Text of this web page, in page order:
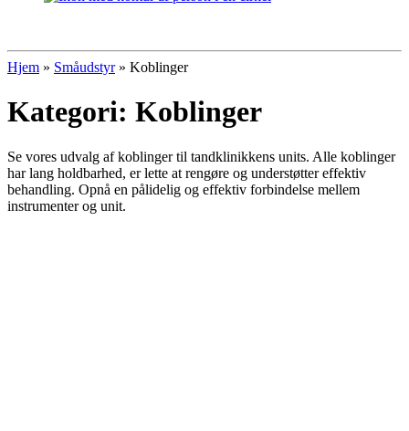
Hjem » Småudstyr» Koblinger
Kategori: Koblinger
Se vores udvalg af koblinger til tandklinikkens units. Alle koblinger
har lang holdbarhed, er lette at rengøre og understøtter effektiv
behandling. Opnå en pålidelig og effektiv forbindelse mellem
instrumenter og unit.